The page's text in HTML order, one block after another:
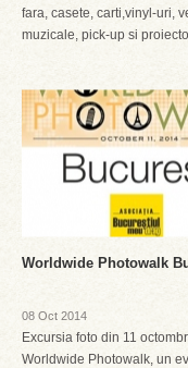
fara, casete, carti,vinyl-uri,
muzicale, pick-up si
Worldwide Photowalk
08 Oct 2014
Excursia foto din 11
Worldwide Photowalk, un